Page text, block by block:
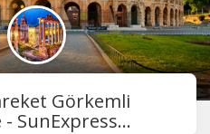
Görkemli
SunExpress...